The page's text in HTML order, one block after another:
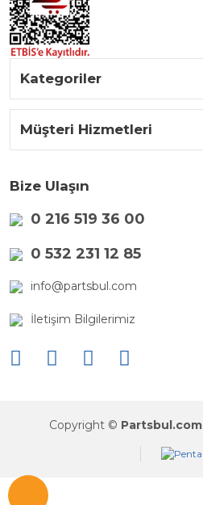
Kategoriler
Müşteri Hizmetleri
Bize Ulaşın
0 216 519 36 00
0 532 231 12 85
info@partsbul.com
İletişim Bilgilerimiz
Copyright © Partsbul.com